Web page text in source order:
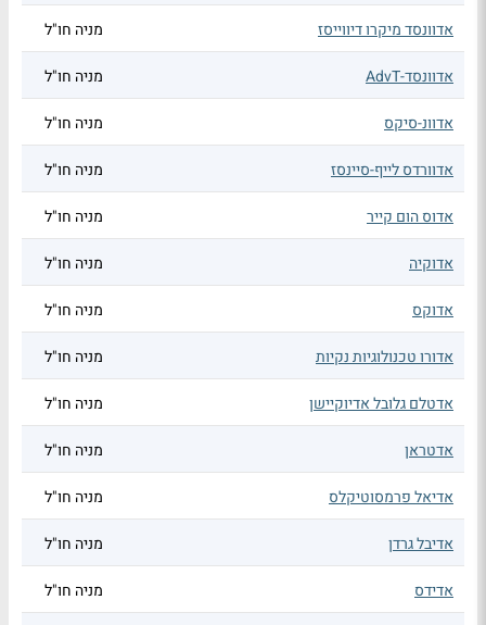
אדוונסד מיקרו דיווייסז מניה חו"ל
אדוונסד-AdvT מניה חו"ל
אדוונ-סיקס מניה חו"ל
אדוורדס לייף-סיינסז מניה חו"ל
אדוס הום קייר מניה חו"ל
אדוקיה מניה חו"ל
אדוקס מניה חו"ל
אדורו טכנולוגיות נקיות מניה חו"ל
אדטלם גלובל אדיוקיישן מניה חו"ל
אדטראן מניה חו"ל
אדיאל פרמסוטיקלס מניה חו"ל
אדיבל גרדן מניה חו"ל
אדידס מניה חו"ל